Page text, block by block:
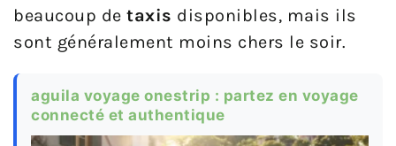
beaucoup de taxis disponibles, mais ils
sont généralement moins chers le soir.
aguila voyage onestrip : partez en voyage
connecté et authentique